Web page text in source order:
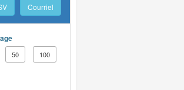
Courriel
50 100